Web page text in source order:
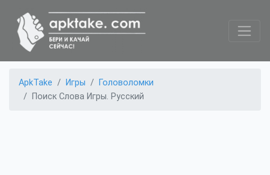
ApkTake Игры
Головоломки
Поиск Слова Игры. Pусский